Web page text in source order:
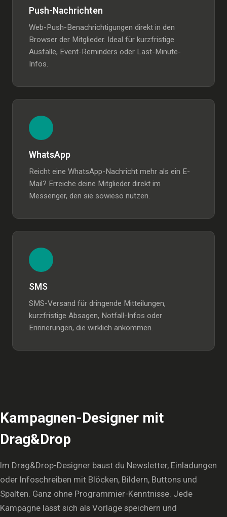
Push-Nachrichten
Web-Push-Benachrichtigungen direkt in den
Browser der Mitglieder. Ideal für kurzfristige
Ausfälle, Event-Reminders oder Last-Minute-
Infos.
WhatsApp
Reicht eine WhatsApp-Nachricht mehr als ein E-
Mail? Erreiche deine Mitglieder direkt im
Messenger, den sie sowieso nutzen.
SMS
SMS-Versand für dringende Mitteilungen,
kurzfristige Absagen, Notfall-Infos oder
Erinnerungen, die wirklich ankommen.
Kampagnen-Designer mit
Drag&Drop
Im Drag&Drop-Designer baust du Newsletter, Einladungen
oder Infoschreiben mit Blöcken, Bildern, Buttons und
Spalten. Ganz ohne Programmier-Kenntnisse. Jede
Kampagne lässt sich als Vorlage speichern und